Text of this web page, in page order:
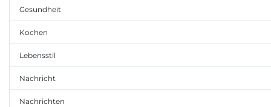
Gesundheit
Kochen
Lebensstil
Nachricht
Nachrichten